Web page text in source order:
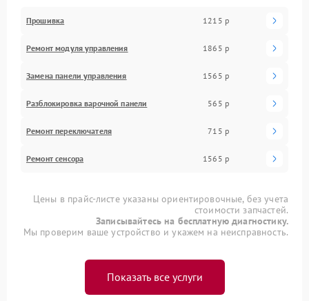
Прошивка 1215 р
Ремонт модуля управления 1865 р
Замена панели управления 1565 р
Разблокировка варочной панели 565 р
Ремонт переключателя 715 р
Ремонт сенсора 1565 р
Цены в прайс-листе указаны ориентировочные, без учета
стоимости запчастей.
Записывайтесь на бесплатную диагностику.
Мы проверим ваше устройство и укажем на неисправность.
Показать все услуги